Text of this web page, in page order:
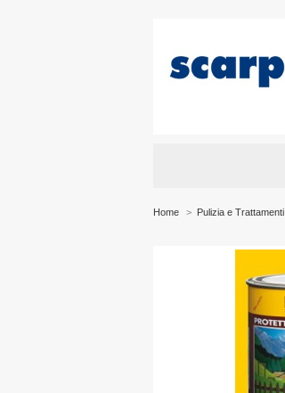
Home > Pulizia e Trattamenti